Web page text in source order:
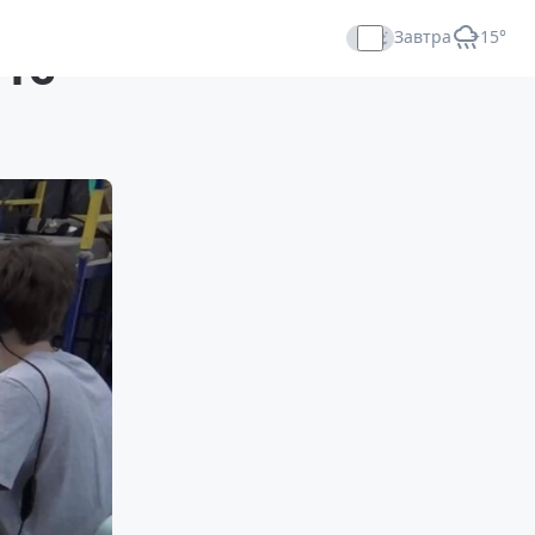
Завтра +15°